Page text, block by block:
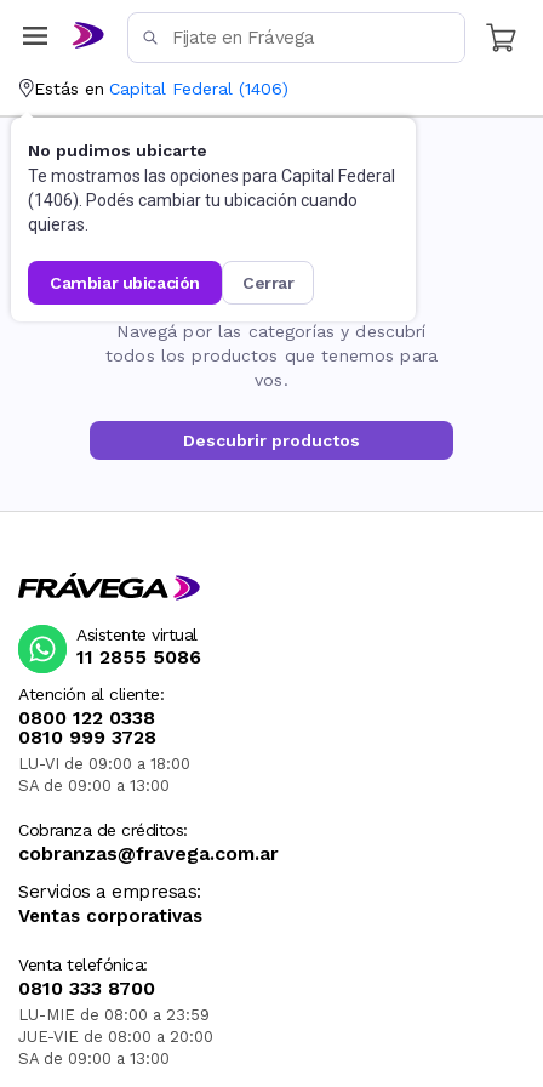
Estás en Capital Federal (1406)
No pudimos ubicarte
Te mostramos las opciones para Capital Federal
(1406). Podés cambiar tu ubicación cuando
quieras.
cambiar ubicación cerrar
La página no existe
Navegá por las categorías y descubrí
todos los productos que tenemos para
vos.
Descubrir productos
Atención al cliente:
0800 122 0338
0810 999 3728
LU-VI de 09:00 a 18:00
SA de 09:00 a 13:00
Cobranza de créditos:
cobranzas@fravega.com.ar
Servicios a empresas:
Ventas corporativas
Venta telefónica:
0810 333 8700
LU-MIE de 08:00 a 23:59
JUE-VIE de 08:00 a 20:00
SA de 09:00 a 13:00
Asistente virtual
11 2855 5086